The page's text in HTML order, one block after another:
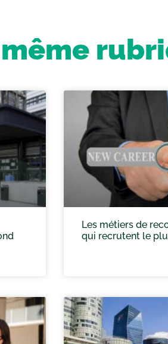
Les métiers de
qui recrutent le